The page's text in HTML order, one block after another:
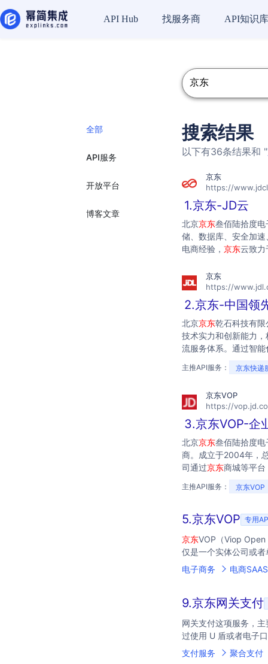
API Hub 找服务商 API知识库
全部
API服务
开放平台
博客文章
搜索结果
以下有36条结果和 "
京东
https://
1.京东-JD云
北京京东叁佰陆拾度
储、数据库、安全加
电商经验， 京东云致力
京东
https://
2.京东-中国领
北京京东乾石科技有限
技术实力和创新能力
流服务体系。通过智
供商。
主推API服务： 京东快递
京东VOP
https://
3.京东VOP-企
北京京东叁佰陆拾度
商。成立于2004年，
司通过京东商城等平
主推API服务： 京东VOP
5.京东VOP 专用
京东VOP（Viop
仅是一个实体公司或
电子商务
电商SAAS
9.京东网关支付
网关支付这项服务，
过使用 U 盾或者电子
支付服务
聚合支付